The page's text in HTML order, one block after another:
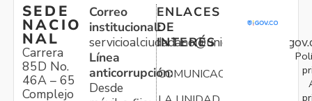
SEDE
NACIO
NAL
Carrera
85D No.
46A – 65
Complejo
Correo
institucional:
Línea
anticorrupción:
Desde
ENLACES
DE
INTERÉS
COMUNICACIONES